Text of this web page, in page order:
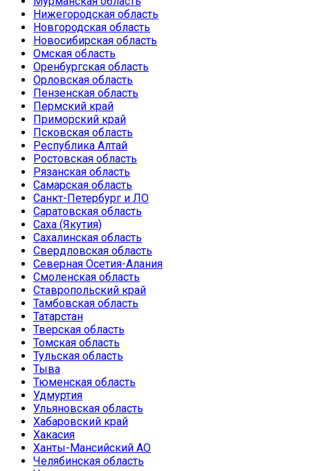
Нижегородская область
Новгородская область
Новосибирская область
Омская область
Оренбургская область
Орловская область
Пензенская область
Пермский край
Приморский край
Псковская область
Республика Алтай
Ростовская область
Рязанская область
Самарская область
Санкт-Петербург и ЛО
Саратовская область
Саха (Якутия)
Сахалинская область
Свердловская область
Северная Осетия-Алания
Смоленская область
Ставропольский край
Тамбовская область
Татарстан
Тверская область
Томская область
Тульская область
Тыва
Тюменская область
Удмуртия
Ульяновская область
Хабаровский край
Хакасия
Ханты-Мансийский АО
Челябинская область